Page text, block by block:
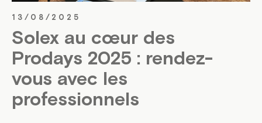
13/08/2025
Solex au cœur des
Prodays 2025 : rendez-
vous avec les
professionnels